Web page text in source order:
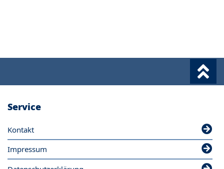
Service
Kontakt
Impressum